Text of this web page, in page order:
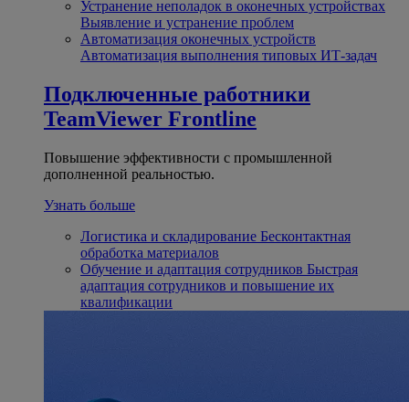
Устранение неполадок в оконечных устройствах
Выявление и устранение проблем
Автоматизация оконечных устройств
Автоматизация выполнения типовых ИТ-задач
Подключенные работники
TeamViewer Frontline
Повышение эффективности с промышленной
дополненной реальностью.
Узнать больше
Логистика и складирование Бесконтактная
обработка материалов
Обучение и адаптация сотрудников Быстрая
адаптация сотрудников и повышение их
квалификации